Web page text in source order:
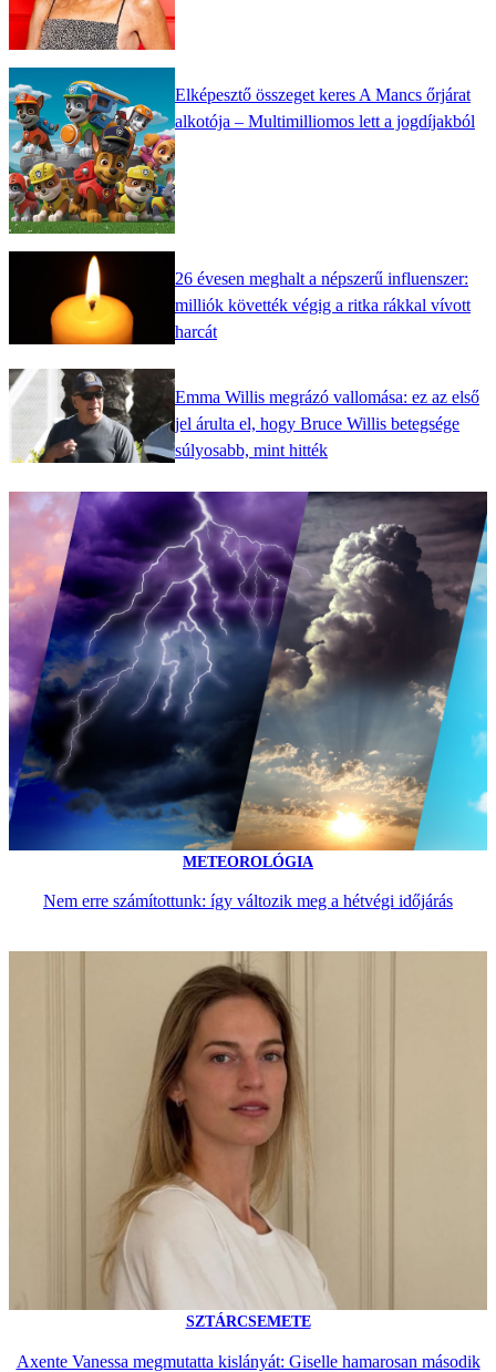
Elképesztő összeget keres A Mancs őrjárat
alkotója – Multimilliomos lett a jogdíjakból
26 évesen meghalt a népszerű influenszer:
milliók követték végig a ritka rákkal vívott
harcát
Emma Willis megrázó vallomása: ez az első
jel árulta el, hogy Bruce Willis betegsége
súlyosabb, mint hitték
METEOROLÓGIA
Nem erre számítottunk: így változik meg a hétvégi időjárás
SZTÁRCSEMETE
Axente Vanessa megmutatta kislányát: Giselle hamarosan második